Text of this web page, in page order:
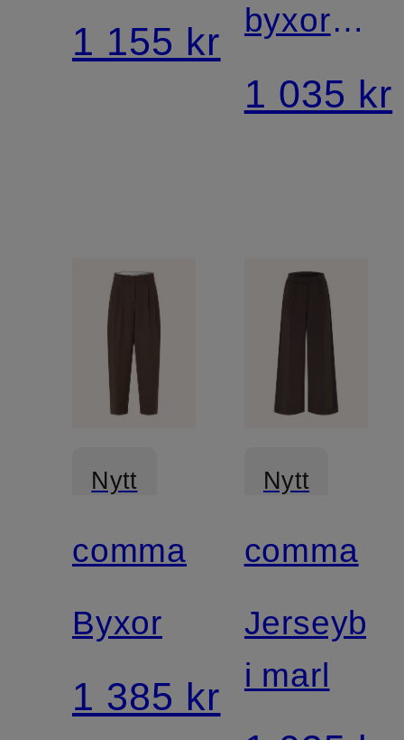
1 155 kr
byxor i
jersey
1 035 kr
Nytt
comma
Byxor
1 385 kr
Nytt
comma
i marl